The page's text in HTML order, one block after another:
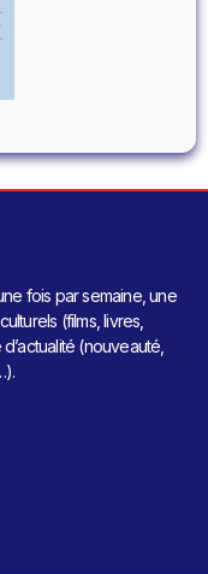
fois par semaine, une
(films, livres,
(nouveauté,